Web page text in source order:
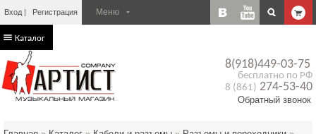
Вход Регистрация
8(918)449-03-75
бесплатно по РФ
8 (861) 274-53-40
Обратный звонок
Каталог